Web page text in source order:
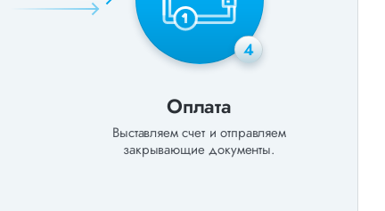
4
Оплата
Выставляем счет и отправляем
закрывающие документы.